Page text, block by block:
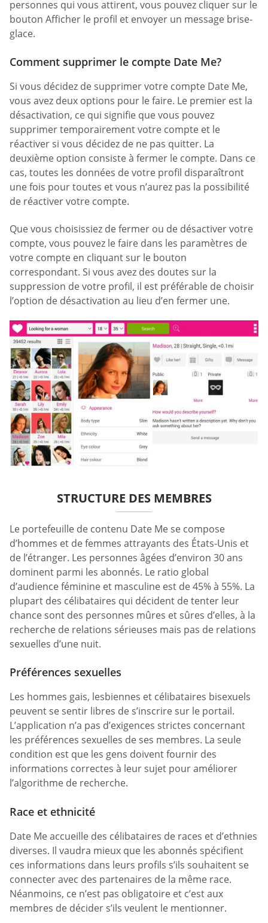
personnes qui vous attirent, vous pouvez cliquer sur le
bouton Afficher le profil et envoyer un message brise-
glace.
Comment supprimer le compte Date Me?
Si vous décidez de supprimer votre compte Date Me,
vous avez deux options pour le faire. Le premier est la
désactivation, ce qui signifie que vous pouvez
supprimer temporairement votre compte et le
réactiver si vous décidez de ne pas quitter. La
deuxième option consiste à fermer le compte. Dans ce
cas, toutes les données de votre profil disparaîtront
une fois pour toutes et vous n’aurez pas la possibilité
de réactiver votre compte.
Que vous choisissiez de fermer ou de désactiver votre
compte, vous pouvez le faire dans les paramètres de
votre compte en cliquant sur le bouton
correspondant. Si vous avez des doutes sur la
suppression de votre profil, il est préférable de choisir
l’option de désactivation au lieu d’en fermer une.
STRUCTURE DES MEMBRES
Le portefeuille de contenu Date Me se compose
d’hommes et de femmes attrayants des États-Unis et
de l’étranger. Les personnes âgées d’environ 30 ans
dominent parmi les abonnés. Le ratio global
d’audience féminine et masculine est de 45% à 55%. La
plupart des célibataires qui décident de tenter leur
chance sont des personnes mûres et sûres d’elles, à la
recherche de relations sérieuses mais pas de relations
sexuelles d’une nuit.
Préférences sexuelles
Les hommes gais, lesbiennes et célibataires bisexuels
peuvent se sentir libres de s’inscrire sur le portail.
L’application n’a pas d’exigences strictes concernant
les préférences sexuelles de ses membres. La seule
condition est que les gens doivent fournir des
informations correctes à leur sujet pour améliorer
l’algorithme de recherche.
Race et ethnicité
Date Me accueille des célibataires de races et d’ethnies
diverses. Il vaudra mieux que les abonnés spécifient
ces informations dans leurs profils s’ils souhaitent se
connecter avec des partenaires de la même race.
Néanmoins, ce n’est pas obligatoire et c’est aux
membres de décider s’ils veulent le mentionner.